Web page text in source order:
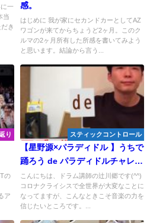
一
当
き
感。
はじめに 我が家にセカンドカーとしてAZ
ワゴンが来てからちょうど2ヶ月。このク
ルマの2ヶ月所有した所感を書いてみよう
と思います。結論から言う...
り
の
ア
スティックコントロール
【星野源×パラディドル 】うちで
踊ろう de パラディドルチャレン
ジ！
こんにちは、ドラム講師の辻川郷です(^^)
コロナクライシスで全世界が大変なことに
なってますが、こんなときこそ音楽の力を
信じたいところです。...